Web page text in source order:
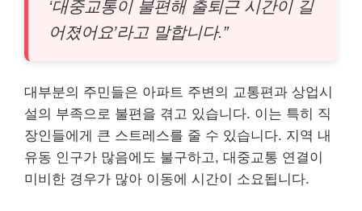
‘대중교통이 불편해 출퇴근 시간이 길
어졌어요’라고 말합니다.”
대부분의 주민들은 아파트 주변의 교통편과 상업시
설의 부족으로 불편을 겪고 있습니다. 이는 특히 직
장인들에게 큰 스트레스를 줄 수 있습니다. 지역 내
유동 인구가 많음에도 불구하고, 대중교통 연결이
미비한 경우가 많아 이동에 시간이 소요됩니다.